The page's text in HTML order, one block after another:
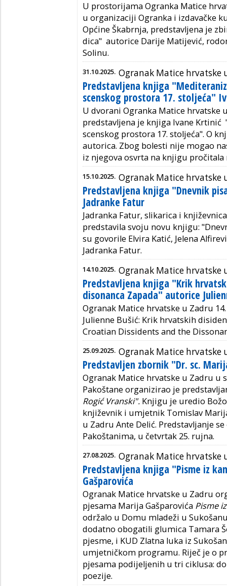
U prostorijama Ogranka Matice
u organizaciji Ogranka i izdavačke
Općine Škabrnja, predstavljena je
dica" autorice Darije Matijević,
Solinu.
31.10.2025. Ogranak Matice hrvatske
Predstavljena knjiga
scenskog prostora 17. stoljeća"
U dvorani Ogranka Matice hrvatske
predstavljena je knjiga Ivane
scenskog prostora 17. stoljeća". O
autorica. Zbog bolesti nije mogao
iz njegova osvrta na knjigu
15.10.2025. Ogranak Matice hrvatske
Predstavljena knjiga "Dnevnik
Jadranke Fatur
Jadranka Fatur, slikarica i
predstavila svoju novu knjigu:
su govorile Elvira Katić, Jelena
Jadranka Fatur.
14.10.2025. Ogranak Matice hrvatske
Predstavljena knjiga "Krik
disonanca Zapada" autorice
Ogranak Matice hrvatske u Zadru
Julienne Bušić: Krik hrvatskih
Croatian Dissidents and the
25.09.2025. Ogranak Matice hrvatske
Predstavljen zbornik "Dr. sc.
Ogranak Matice hrvatske u Zadru u
Pakoštane organizirao je
Rogić Vranski". Knjigu je uredio
književnik i umjetnik Tomislav
u Zadru Ante Delić. Predstavljanje
Pakoštanima, u četvrtak 25. rujna.
27.08.2025. Ogranak Matice hrvatske
Predstavljena knjiga "Pisme iz
Gašparovića
Ogranak Matice hrvatske u Zadru
pjesama Marija Gašparovića Pisme
održalo u Domu mladeži u
dodatno obogatili glumica Tamara
pjesme, i KUD Zlatna luka iz
umjetničkom programu. Riječ je o
pjesama podijeljenih u tri ciklusa:
poezije.